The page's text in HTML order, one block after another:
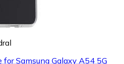
for Samsung Galaxy A54 5G